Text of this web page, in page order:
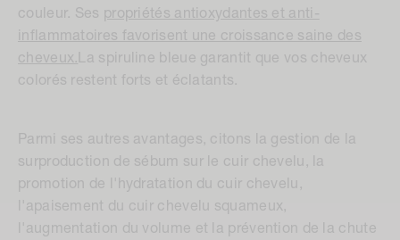
couleur. Ses propriétés antioxydantes et anti-
inflammatoires favorisent une croissance saine des
cheveux. La spiruline bleue garantit que vos cheveux
colorés restent forts et éclatants.
Parmi ses autres avantages, citons la gestion de la
surproduction de sébum sur le cuir chevelu, la
promotion de l'hydratation du cuir chevelu,
l'apaisement du cuir chevelu squameux,
l'augmentation du volume et la prévention de la chute